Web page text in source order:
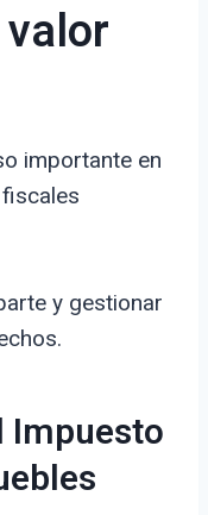
importante en
y gestionar
Impuesto